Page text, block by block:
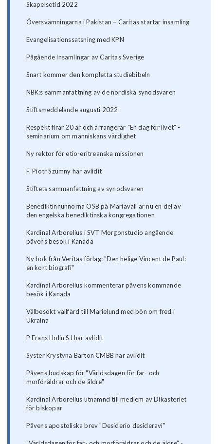
Skapelsetid 2022
Översvämningarna i Pakistan – Caritas startar insamling
Evangelisationssatsning med KPN
Pågående insamlingar av Caritas Sverige
Snart kommer den kompletta studiebibeln
NBK:s sammanfattning av de nordiska synodsvaren
Stiftsmeddelande augusti 2022
Respekt firar 20 år och arrangerar "En dag för livet" -
seminarium om människans värdighet
Ny rektor för etio-eritreanska missionen
F. Piotr Szumny har avlidit
Stiftets sammanfattning av synodsvaren
Benediktinnunnorna OSB på Mariavall är nu en del av
den engelska benediktinska kongregationen
Kardinal Arborelius i SVT Morgonstudio angående
påvens besök i Kanada
Ny bok från Veritas förlag: "Den helige Vincent de Paul:
en kort biografi"
Kardinal Arborelius kommenterar påvens kommande
besök i Kanada
Välbesökt vallfärd till Marielund med bön om fred i
Ukraina
P Frans Holin SJ har avlidit
Syster Krystyna Barton CMBB har avlidit
Påvens budskap för "Världsdagen för far- och
morföräldrar och de äldre"
Kardinal Arborelius utnämnd till medlem av Dikasteriet
för biskopar
Påvens apostoliska brev "Desiderio desideravi"